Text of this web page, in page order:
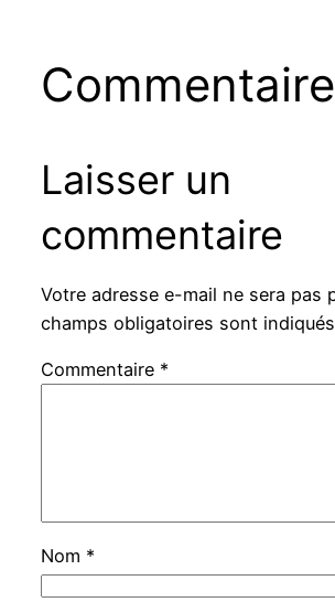
Laisser un
commentaire
Votre adresse e-mail ne sera pas
champs obligatoires sont
Commentaire *
Nom *